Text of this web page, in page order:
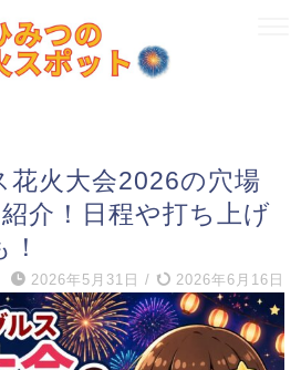
花火大会2026の穴場
介！日程や打ち上げ
2026年5月31日 / 2026年6月16日